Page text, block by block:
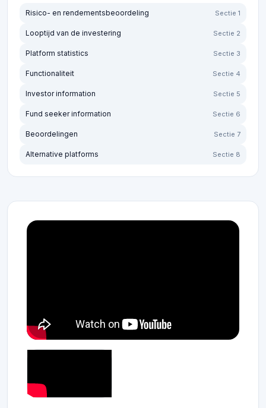
Risico- en rendementsbeoordeling
Sectie 1
Looptijd van de investering Sectie 2
Platform statistics Sectie 3
Functionaliteit Sectie 4
Investor information Sectie 5
Fund seeker information Sectie 6
Beoordelingen Sectie 7
Alternative platforms Sectie 8